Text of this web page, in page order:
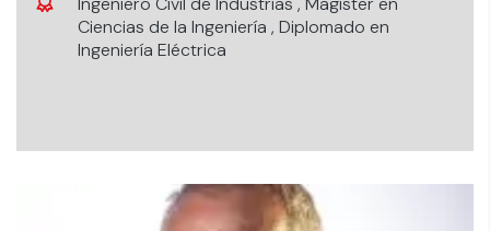
Ciencias de la Ingeniería , Diplomado en
Ingeniería Eléctrica